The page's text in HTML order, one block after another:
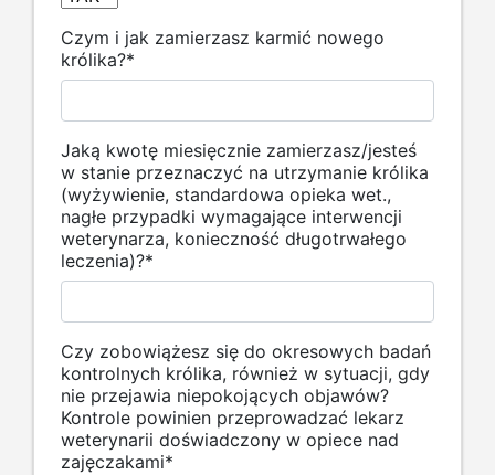
Czym i jak zamierzasz karmić nowego
królika?*
Jaką kwotę miesięcznie zamierzasz/jesteś
w stanie przeznaczyć na utrzymanie królika
(wyżywienie, standardowa opieka wet.,
nagłe przypadki wymagające interwencji
weterynarza, konieczność długotrwałego
leczenia)?*
Czy zobowiążesz się do okresowych badań
kontrolnych królika, również w sytuacji, gdy
nie przejawia niepokojących objawów?
Kontrole powinien przeprowadzać lekarz
weterynarii doświadczony w opiece nad
zajęczakami*